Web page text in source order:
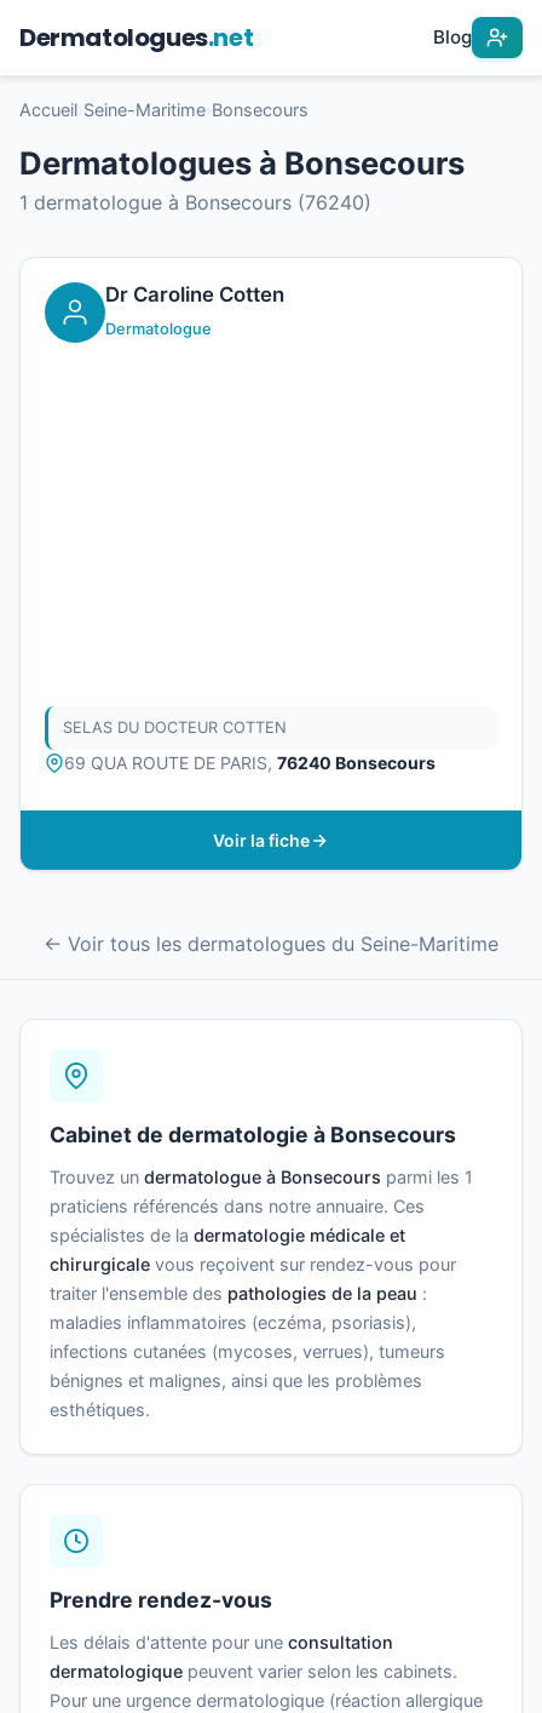
Dermatologues.net Blog
Accueil Seine-Maritime Bonsecours
Dermatologues à Bonsecours
1 dermatologue à Bonsecours (76240)
Dr Caroline Cotten
Dermatologue
SELAS DU DOCTEUR COTTEN
69 QUA ROUTE DE PARIS, 76240 Bonsecours
Voir la fiche
← Voir tous les dermatologues du Seine-Maritime
Cabinet de dermatologie à Bonsecours
Trouvez un dermatologue à Bonsecours parmi les 1
praticiens référencés dans notre annuaire. Ces
spécialistes de la dermatologie médicale et
chirurgicale vous reçoivent sur rendez-vous pour
traiter l'ensemble des pathologies de la peau :
maladies inflammatoires (eczéma, psoriasis),
infections cutanées (mycoses, verrues), tumeurs
bénignes et malignes, ainsi que les problèmes
esthétiques.
Prendre rendez-vous
Les délais d'attente pour une consultation
dermatologique peuvent varier selon les cabinets.
Pour une urgence dermatologique (réaction allergique